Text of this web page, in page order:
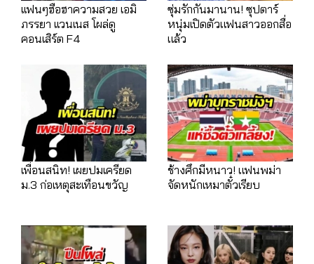
เเฟนๆฮือฮาความสวย เอมิ
ภรรยา เเวนเนส โผล่ดู
คอนเสิร์ต F4
ซุ่มรักกันมานาน! ซุปตาร์
หนุ่มเปิดตัวแฟนสาวออกสื่อ
แล้ว
เพื่อนสนิท! เผยปมเครียด
ม.3 ก่อเหตุสะเทือนขวัญ
ช้างศึกมีหนาว! แฟนพม่า
จัดหนักเหมาตั๋วเรียบ